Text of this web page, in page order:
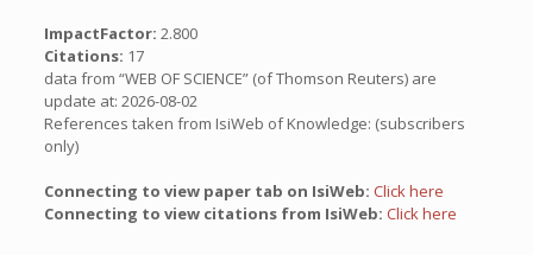
ImpactFactor: 2.800
Citations: 17
data from “WEB OF SCIENCE” (of Thomson Reuters) are
update at: 2026-08-02
References taken from IsiWeb of Knowledge: (subscribers
only)
Connecting to view paper tab on IsiWeb: Click here
Connecting to view citations from IsiWeb: Click here